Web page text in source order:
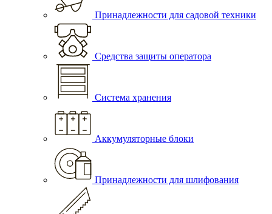
Принадлежности для садовой техники
Средства защиты оператора
Система хранения
Аккумуляторные блоки
Принадлежности для шлифования